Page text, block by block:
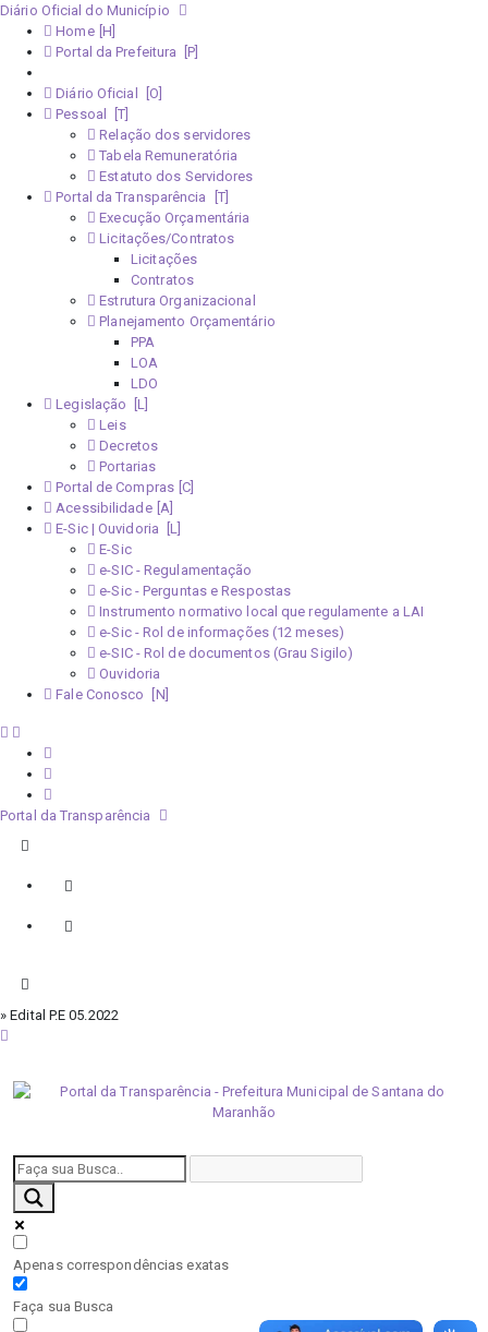
Diário Oficial do Município
Home
Portal da Prefeitura
Diário Oficial
Pessoal
Relação dos servidores
Tabela Remuneratória
Estatuto dos Servidores
Portal da Transparência
Execução Orçamentária
Licitações/Contratos
Licitações
Contratos
Estrutura Organizacional
Planejamento Orçamentário
PPA
LOA
LDO
Legislação
Leis
Decretos
Portarias
Portal de Compras
Acessibilidade
E-Sic | Ouvidoria
E-Sic
e-SIC - Regulamentação
e-Sic - Perguntas e Respostas
Instrumento normativo local que regulamente a LAI
e-Sic - Rol de informações (12 meses)
e-SIC - Rol de documentos (Grau Sigilo)
Ouvidoria
Fale Conosco
Portal da Transparência
» Edital P.E 05.2022
Apenas correspondências exatas
Faça sua Busca